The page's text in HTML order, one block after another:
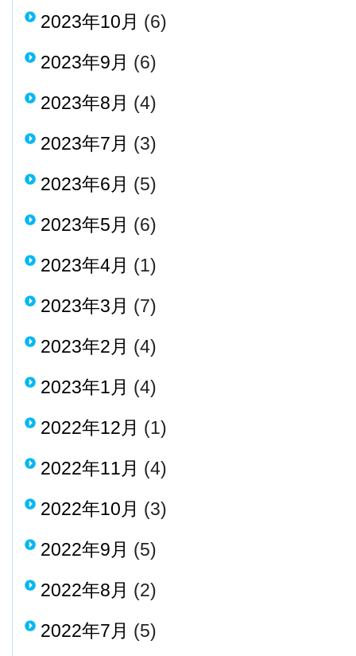
2023年10月 (6)
2023年9月 (6)
2023年8月 (4)
2023年7月 (3)
2023年6月 (5)
2023年5月 (6)
2023年4月 (1)
2023年3月 (7)
2023年2月 (4)
2023年1月 (4)
2022年12月 (1)
2022年11月 (4)
2022年10月 (3)
2022年9月 (5)
2022年8月 (2)
2022年7月 (5)